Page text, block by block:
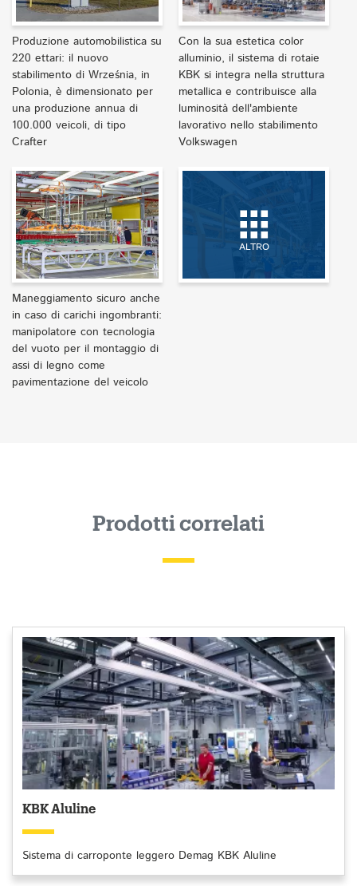
Produzione automobilistica su
220 ettari: il nuovo
stabilimento di Września, in
Polonia, è dimensionato per
una produzione annua di
100.000 veicoli, di tipo
Crafter
Con la sua estetica color
alluminio, il sistema di rotaie
KBK si integra nella struttura
metallica e contribuisce alla
luminosità dell'ambiente
lavorativo nello stabilimento
Volkswagen
Maneggiamento sicuro anche
in caso di carichi ingombranti:
manipolatore con tecnologia
del vuoto per il montaggio di
assi di legno come
pavimentazione del veicolo
ALTRO
Prodotti correlati
KBK Aluline
Sistema di carroponte leggero Demag KBK Aluline